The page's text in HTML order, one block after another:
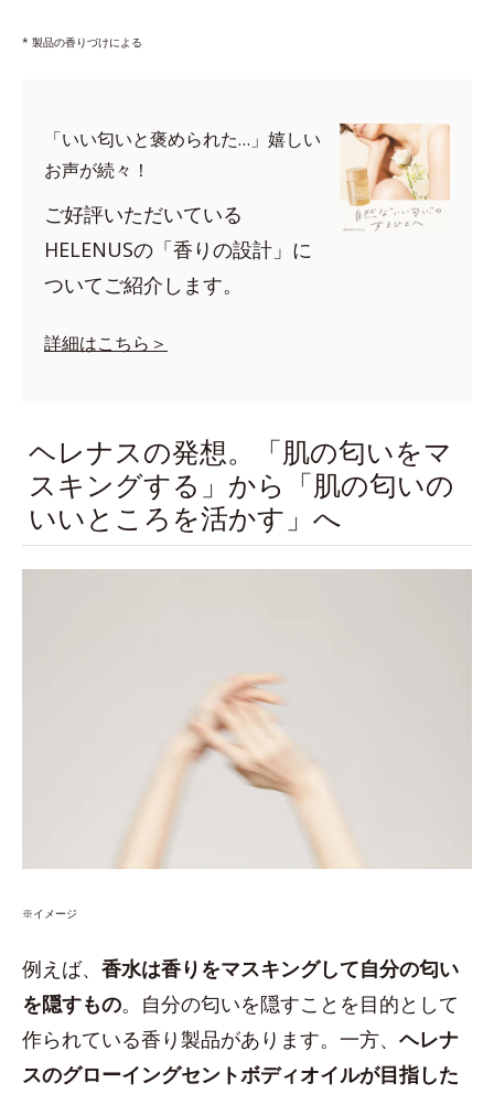
* 製品の香りづけによる
「いい匂いと褒められた…」嬉しい
お声が続々！
ご好評いただいている
HELENUSの「香りの設計」に
ついてご紹介します。
詳細はこちら＞
ヘレナスの発想。「肌の匂いをマ
スキングする」から「肌の匂いの
いいところを活かす」へ
※イメージ
例えば、 香水は香りをマスキングして自分の匂い
を隠すもの。自分の匂いを隠すことを目的として
作られている香り製品があります。一方、 ヘレナ
スのグローイングセントボディオイルが目指した